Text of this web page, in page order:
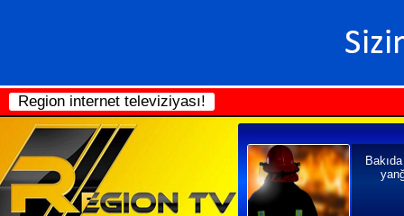
Region internet televiziyası!